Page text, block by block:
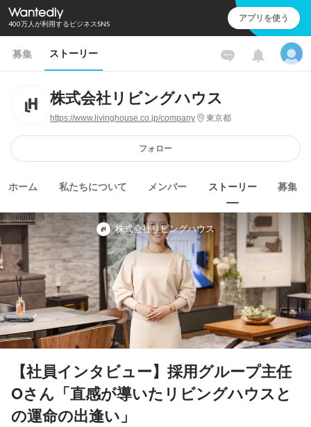
400万人が利用するビジネスSNS アプリを使う
募集 ストーリー
株式会社リビングハウス
https://www.livinghouse.co.jp/company 東京都
フォロー
ホーム 私たちについて メンバー ストーリー 募集
株式会社リビングハウス
【社員インタビュー】採用グループ主任
Oさん「直感が導いたリビングハウスと
の運命の出逢い」